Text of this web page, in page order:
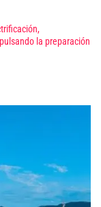
la preparación